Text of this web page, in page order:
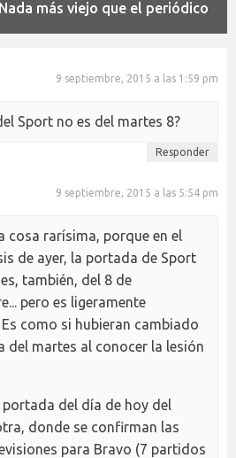
más viejo que el periódico
9 septiembre, 2015 a las 1:59 pm
Sport no es del martes 8?
Responder
9 septiembre, 2015 a las 5:54 pm
cosa rarísima, porque en el
de ayer, la portada de Sport
también, del 8 de
pero es ligeramente
como si hubieran cambiado
del martes al conocer la lesión
portada del día de hoy del
donde se confirman las
para Bravo (7 partidos